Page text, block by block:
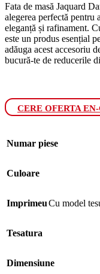
Fata de masă Jaquard
alegerea perfectă pentru
eleganță și rafinament.
este un produs esențial
adăuga acest accesoriu
bucură-te de reducerile
CERE OFERTA
Numar piese
Culoare
ImprimeuCu model
Tesatura
Dimensiune